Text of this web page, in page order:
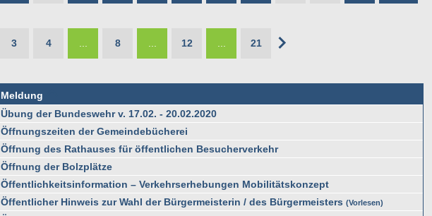
3 4 8 12 21
Meldung
Übung der Bundeswehr v. 17.02. - 20.02.2020
Öffnungszeiten der Gemeindebücherei
Öffnung des Rathauses für öffentlichen Besucherverkehr
Öffnung der Bolzplätze
Öffentlichkeitsinformation – Verkehrserhebungen Mobilitätskonzept
Öffentlicher Hinweis zur Wahl der Bürgermeisterin / des Bürgermeisters Vorlesen